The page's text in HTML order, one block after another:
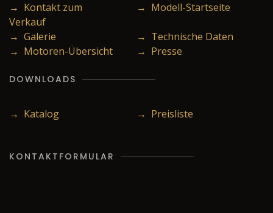
→ Kontakt zum
Verkauf
→ Modell-Startseite
→ Galerie
→ Technische Daten
→ Motoren-Übersicht
→ Presse
DOWNLOADS
→ Katalog → Preisliste
KONTAKTFORMULAR